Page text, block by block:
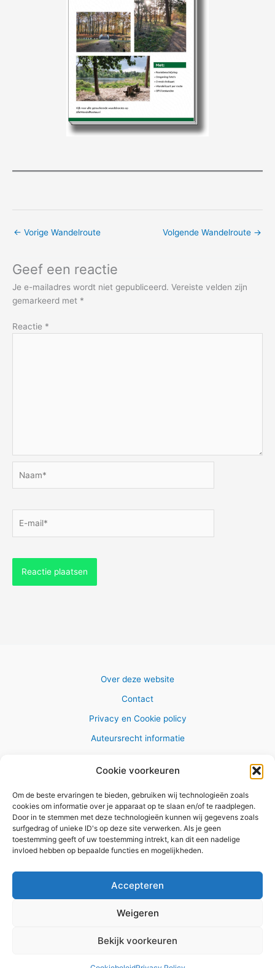
Cookie voorkeuren
Om de beste ervaringen te bieden, gebruiken wij technologieën zoals
cookies om informatie over je apparaat op te slaan en/of te raadplegen.
Door in te stemmen met deze technologieën kunnen wij gegevens zoals
surfgedrag of unieke ID's op deze site verwerken. Als je geen
toestemming geeft of uw toestemming intrekt, kan dit een nadelige
invloed hebben op bepaalde functies en mogelijkheden.
Accepteren
Weigeren
Bekijk voorkeuren
← Vorige Wandelroute Volgende Wandelroute →
Geef een reactie
Je e-mailadres wordt niet gepubliceerd. Vereiste velden zijn
gemarkeerd met *
Reactie *
mail*
Over deze website
Contact
Privacy en Cookie policy
Auteursrecht informatie
Copyright © 2026 AlleWandelRoutes.nl
Vul hier je e-mail adres in om het
GRATIS wandelboekje te
ontvangen
Versturen